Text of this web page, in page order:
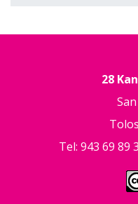
28
Tel: 943 69 89